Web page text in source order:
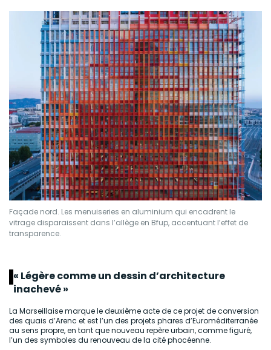
Façade nord. Les menuiseries en aluminium qui encadrent le
vitrage disparaissent dans l’allège en Bfup, accentuant l’effet de
transparence.
« Légère comme un dessin d’architecture
inachevé »
La Marseillaise marque le deuxième acte de ce projet de conversion
des quais d’Arenc et est l’un des projets phares d’Euroméditerranée
au sens propre, en tant que nouveau repère urbain, comme figuré,
l’un des symboles du renouveau de la cité phocéenne.